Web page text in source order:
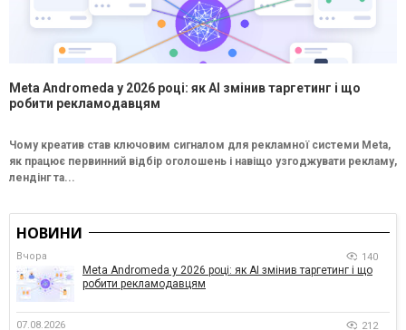
Meta Andromeda у 2026 році: як AI змінив таргетинг і що
робити рекламодавцям
Чому креатив став ключовим сигналом для рекламної системи Meta,
як працює первинний відбір оголошень і навіщо узгоджувати рекламу,
лендінг та...
НОВИНИ
Вчора 140
Meta Andromeda у 2026 році: як AI змінив таргетинг і що
робити рекламодавцям
07.08.2026 212